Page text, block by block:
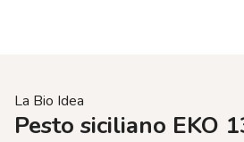
La Bio Idea
Pesto siciliano EKO